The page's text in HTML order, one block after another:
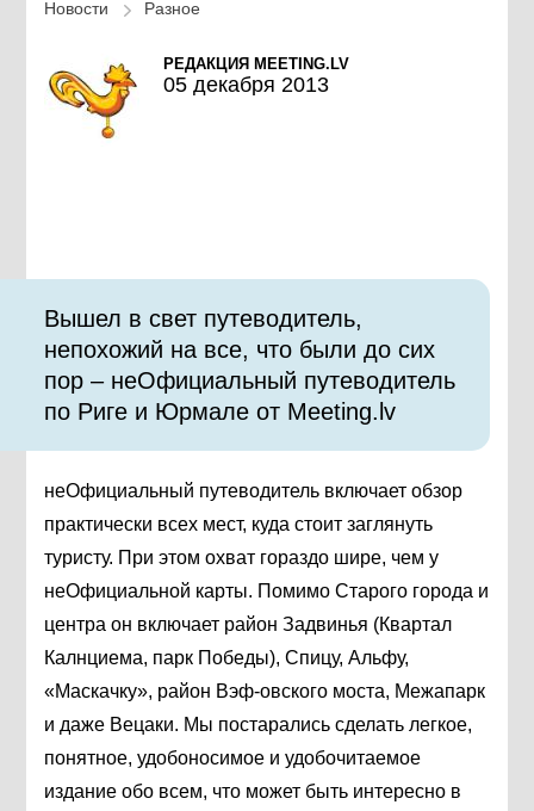
Новости Разное
РЕДАКЦИЯ MEETING.LV
05 декабря 2013
Вышел в свет путеводитель,
непохожий на все, что были до сих
пор – неОфициальный путеводитель
по Риге и Юрмале от Meeting.lv
неОфициальный путеводитель включает обзор
практически всех мест, куда стоит заглянуть
туристу. При этом охват гораздо шире, чем у
неОфициальной карты. Помимо Старого города и
центра он включает район Задвинья (Квартал
Калнциема, парк Победы), Спицу, Альфу,
«Маскачку», район Вэф-овского моста, Межапарк
и даже Вецаки. Мы постарались сделать легкое,
понятное, удобоносимое и удобочитаемое
издание обо всем, что может быть интересно в